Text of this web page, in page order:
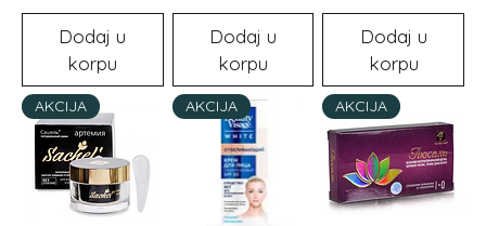
Dodaj u
korpu
Dodaj u
korpu
Dodaj u
korpu
AKCIJA AKCIJA AKCIJA